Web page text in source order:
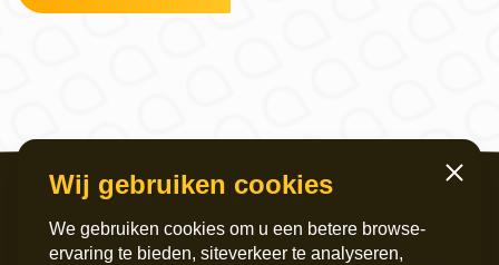
Wij gebruiken cookies
We gebruiken cookies om u een betere browse-
ervaring te bieden, siteverkeer te analyseren,
Sluiten